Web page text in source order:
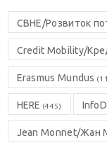
CBHE/Розвиток
Credit Mobility/
Erasmus Mundus
HERE (445)
Jean Monnet/Жан